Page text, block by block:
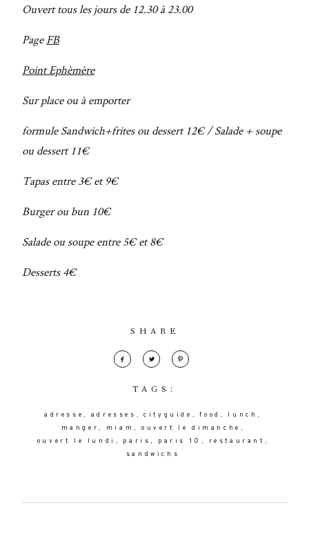
Ouvert tous les jours de 12.30 à 23.00
PageFB
Point Ephèmère
Sur place ou à emporter
formule Sandwich+frites ou dessert 12€ / Salade + soupe
ou dessert 11€
Tapas entre 3€ et 9€
Burger ou bun 10€
Salade ou soupe entre 5€ et 8€
Desserts 4€
SHARE
TAGS:
adresse adresses cityguide food lunch
manger miam ouvert le dimanche
ouvert le lundi paris paris 10 restaurant
sandwichs